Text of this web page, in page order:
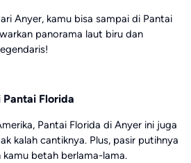
Anyer, kamu bisa sampai di Pantai
panorama laut biru dan
Florida
Pantai Florida di Anyer ini juga
kalah cantiknya. Plus, pasir putihnya
betah berlama-lama.